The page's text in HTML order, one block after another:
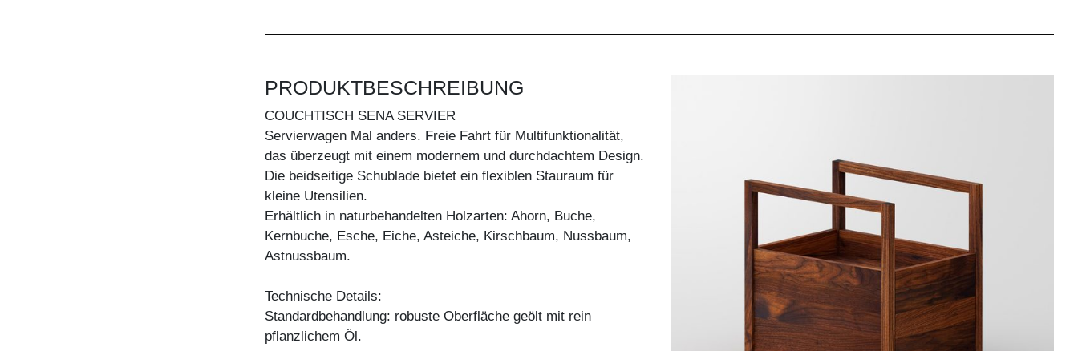
PRODUKTBESCHREIBUNG
COUCHTISCH SENA SERVIER
Servierwagen Mal anders. Freie Fahrt für Multifunktionalität,
das überzeugt mit einem modernem und durchdachtem Design.
Die beidseitige Schublade bietet ein flexiblen Stauraum für
kleine Utensilien.
Erhältlich in naturbehandelten Holzarten: Ahorn, Buche,
Kernbuche, Esche, Eiche, Asteiche, Kirschbaum, Nussbaum,
Astnussbaum.
Technische Details:
Standardbehandlung: robuste Oberfläche geölt mit rein
pflanzlichem Öl.